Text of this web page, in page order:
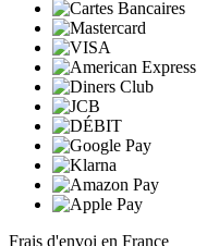
Frais d'envoi en France